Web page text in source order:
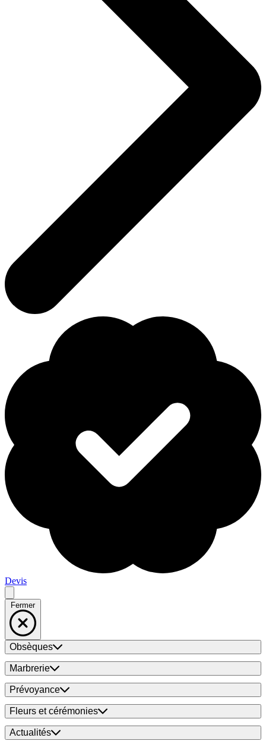
Devis
Fermer
Obsèques
Marbrerie
Prévoyance
Fleurs et cérémonies
Actualités